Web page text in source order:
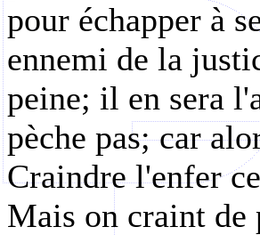
pour échapper à
ennemi de la
peine; il en sera
pèche pas; car
Craindre l'enfer
Mais on craint de